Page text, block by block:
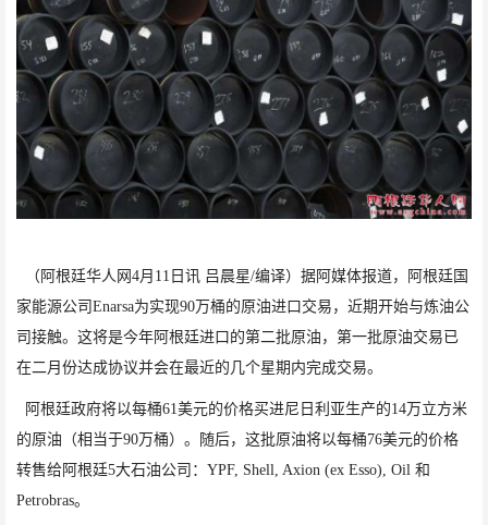
（阿根廷华人网4月11日讯 吕晨星/编译） 据阿媒体报道，
阿根廷国
家能源公司 Enarsa为实现90万桶的原油进口交易，近期开始与炼油公
司接触。这将是今年阿根廷进口的第二批原油，第一批原油交易已
在二月份达成协议并会在最近的几个星期内完成交易。
阿根廷政府将以每桶61美元的价格买进尼日利亚生产的14万立方米
的原油（相当于90万桶）。随后，这批原油将以每桶76美元的价格
转售给阿根廷5大石油公司： YPF, Shell, Axion (ex Esso), Oil 和
Petrobras。
求(图文)